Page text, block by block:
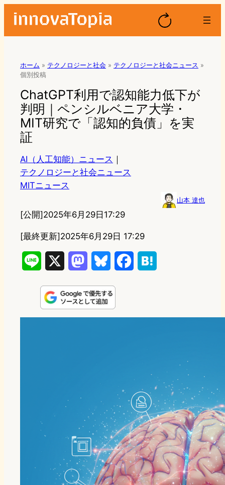
ホーム » テクノロジーと社会 » テクノロジーと社会ニュース »
個別投稿
ChatGPT利用で認知能力低下が
判明｜ペンシルベニア大学・
MIT研究で「認知的負債」を実
証
AI（人工知能）ニュース ｜
テクノロジーと社会ニュース
MITニュース
山本 達也
[公開]2025年6月29日17:29
[最終更新]2025年6月29日 17:29
n
e
s
t
u
e
e
k
e